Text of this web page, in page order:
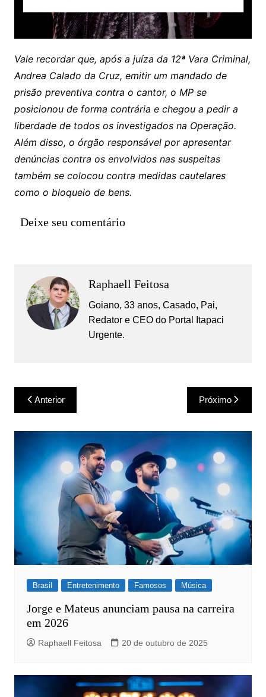
Vale recordar que, após a juíza da 12ª Vara Criminal,
Andrea Calado da Cruz, emitir um mandado de
prisão preventiva contra o cantor, o MP se
posicionou de forma contrária e chegou a pedir a
liberdade de todos os investigados na Operação.
Além disso, o órgão responsável por apresentar
denúncias contra os envolvidos nas suspeitas
também se colocou contra medidas cautelares
como o bloqueio de bens.
Deixe seu comentário
Raphaell Feitosa
Goiano, 33 anos, Casado, Pai,
Redator e CEO do Portal Itapaci
Urgente.
Navegação
de
Post
Anterior Próximo
Brasil Entretenimento Famosos Música
Jorge e Mateus anunciam pausa na carreira
em 2026
Raphaell Feitosa 20 de outubro de 2025